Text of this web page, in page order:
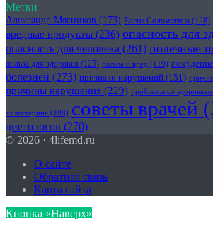
Метки
Александр Мясников (173) Елена Соломатина (128)
вредные продукты (236) опасность для
опасность для человека (261) полезные
польза для здоровья (125) польза и вред (119) похудение
болезней (273) признаки нарушений (151)
причины нарушения (229) проблемы со здоровьем
холестерина (108) советы врачей
диетологов (270)
© 2026 · 4lifemd.ru
О сайте
Обратная связь
Карта сайта
Кнопка «Наверх»